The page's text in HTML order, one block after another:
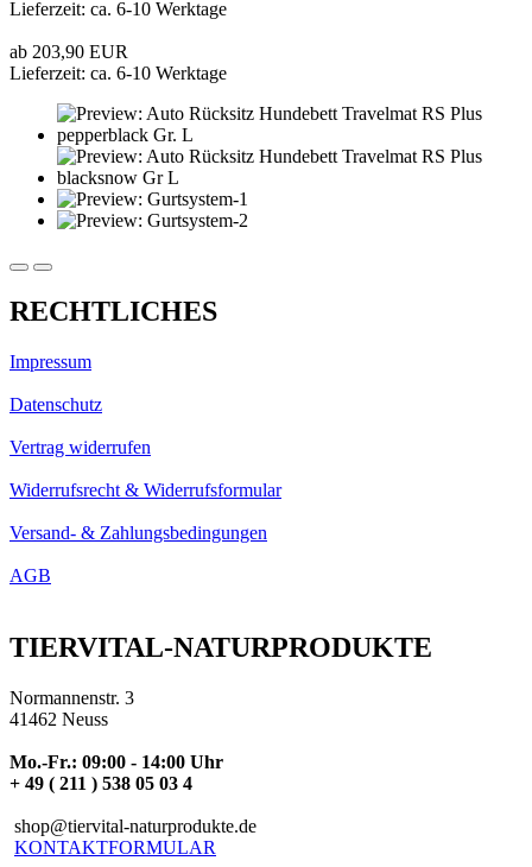
Lieferzeit: ca. 6-10 Werktage
ab 203,90 EUR
Lieferzeit: ca. 6-10 Werktage
RECHTLICHES
Impressum
Datenschutz
Vertrag widerrufen
Widerrufsrecht & Widerrufsformular
Versand- & Zahlungsbedingungen
AGB
TIERVITAL-NATURPRODUKTE
Normannenstr. 3
41462 Neuss
Mo.-Fr.: 09:00 - 14:00 Uhr
+ 49 ( 211 ) 538 05 03 4
shop@tiervital-naturprodukte.de
KONTAKTFORMULAR